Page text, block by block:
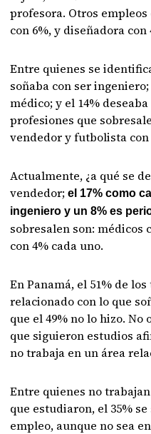
profesora. Otros
con 6%, y diseñadora con
Entre quienes se
soñaba con ser
médico; y el 14%
profesiones que
vendedor y futbolista con
Actualmente, ¿a qué se
vendedor;el 17% como
ingeniero y un 8% es
sobresalen son: médicos
con 4% cada uno.
En Panamá, el 51% de
relacionado con lo que
que el 49% no lo hizo. No
que siguieron estudios
no trabaja en un área
Entre quienes no
que estudiaron, el 35%
empleo, aunque no sea